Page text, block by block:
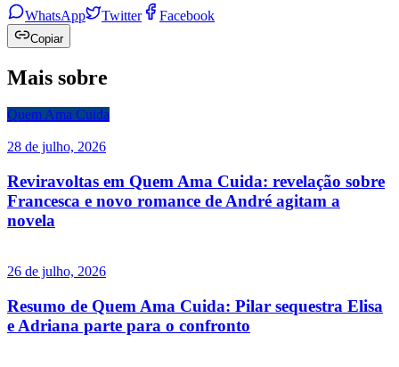
WhatsApp Twitter Facebook
Copiar
Mais sobre
Quem Ama Cuida
28 de julho, 2026
Reviravoltas em Quem Ama Cuida: revelação sobre
Francesca e novo romance de André agitam a
novela
26 de julho, 2026
Resumo de Quem Ama Cuida: Pilar sequestra Elisa
e Adriana parte para o confronto